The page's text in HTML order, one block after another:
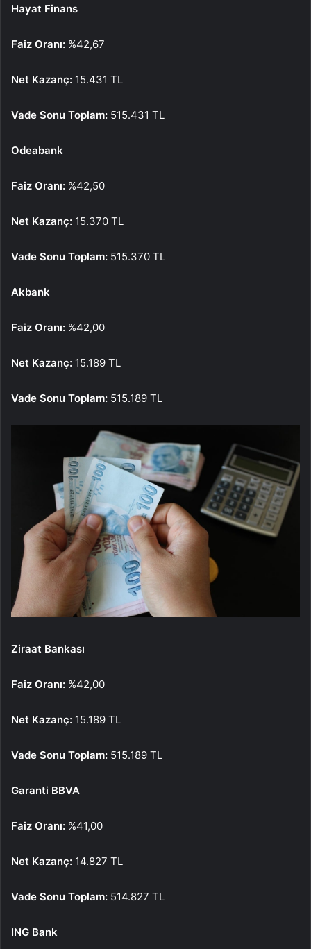
Hayat Finans
Faiz Oranı: %42,67
Net Kazanç: 15.431 TL
Vade Sonu Toplam: 515.431 TL
Odeabank
Faiz Oranı: %42,50
Net Kazanç: 15.370 TL
Vade Sonu Toplam: 515.370 TL
Akbank
Faiz Oranı: %42,00
Net Kazanç: 15.189 TL
Vade Sonu Toplam: 515.189 TL
Ziraat Bankası
Faiz Oranı: %42,00
Net Kazanç: 15.189 TL
Vade Sonu Toplam: 515.189 TL
Garanti BBVA
Faiz Oranı: %41,00
Net Kazanç: 14.827 TL
Vade Sonu Toplam: 514.827 TL
ING Bank